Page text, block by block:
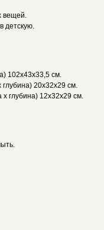
вещей.
детскую.
102х43х33,5 см.
20х32х29 см.
глубина) 12х32х29 см.